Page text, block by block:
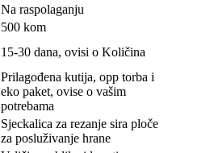
Na raspolaganju
500 kom
15-30 dana, ovisi o Količina
Prilagođena kutija, opp torba i
eko paket, ovise o vašim
potrebama
Sjeckalica za rezanje sira ploče
za posluživanje hrane